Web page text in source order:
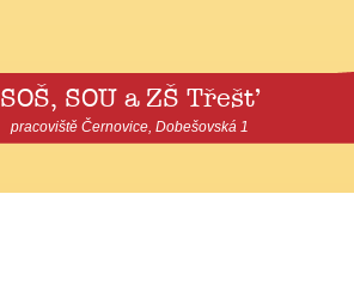
SOŠ, SOU a ZŠ Třešť
pracoviště Černovice, Dobešovská 1